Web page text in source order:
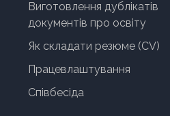
Виготовлення дублікатів
документів про освіту
Як складати резюме (CV)
Працевлаштування
Співбесіда